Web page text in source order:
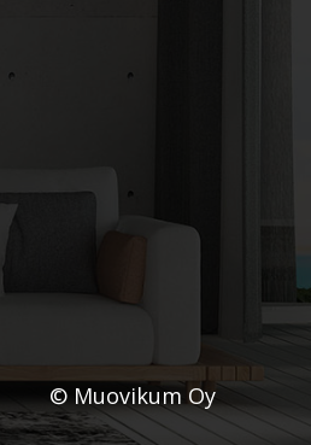
© Muovikum Oy